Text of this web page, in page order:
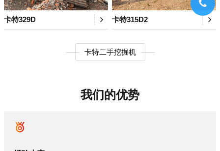
卡特329D 卡特315D2
卡特二手挖掘机
我们的优势